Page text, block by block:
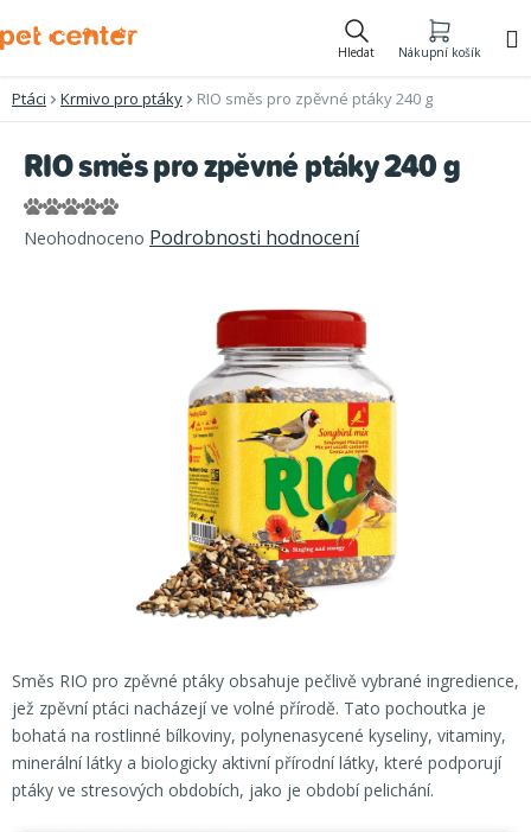
na
Hledat Nákupní košík
Ptáci Krmivo pro ptáky RIO směs pro zpěvné ptáky 240 g
Směs RIO pro zpěvné ptáky obsahuje pečlivě vybrané ingredience,
jež zpěvní ptáci nacházejí ve volné přírodě. Tato pochoutka je
bohatá na rostlinné bílkoviny, polynenasycené kyseliny, vitaminy,
minerální látky a biologicky aktivní přírodní látky, které podporují
ptáky ve stresových obdobích, jako je období pelichání.
RIO směs pro zpěvné ptáky 240 g
Průměrné
hodnocení
Neohodnoceno Podrobnosti hodnocení